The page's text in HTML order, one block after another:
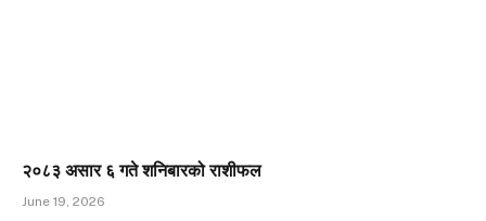
२०८३ असार ६ गते शनिबारको राशीफल
June 19, 2026